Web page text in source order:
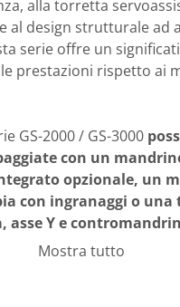
alla torretta
al design strutturale ad
serie offre un
prestazioni rispetto ai
GS-2000 / GS-3000
con un
opzionale, un
con ingranaggi o
asse Y e
applicazioni multi-
le serie GS-2000 /
Mostra tutto